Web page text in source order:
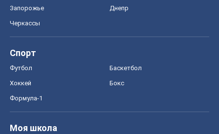
Запорожье Днепр
Черкассы
Спорт
Футбол Баскетбол
Хоккей Бокс
Формула-1
Моя школа